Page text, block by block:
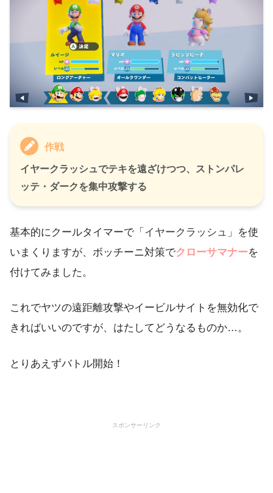
作戦
イヤークラッシュでテキを遠ざけつつ、ストンパレ
ッテ・ダークを集中攻撃する
基本的にクールタイマーで「イヤークラッシュ」 を使
いまくりますが、ボッチーニ対策でクローサマナーを
付けてみました。
これでヤツの遠距離攻撃やイービルサイトを無効化で
きればいいのですが、はたしてどうなるものか…。
とりあえずバトル開始！
スポンサーリンク